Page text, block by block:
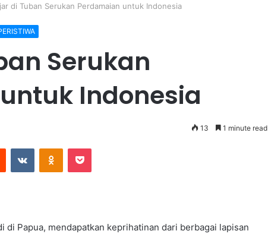
di Tuban Serukan Perdamaian untuk Indonesia
Serukan
Indonesia
13 1 minute read
di Papua, mendapatkan keprihatinan dari berbagai lapisan